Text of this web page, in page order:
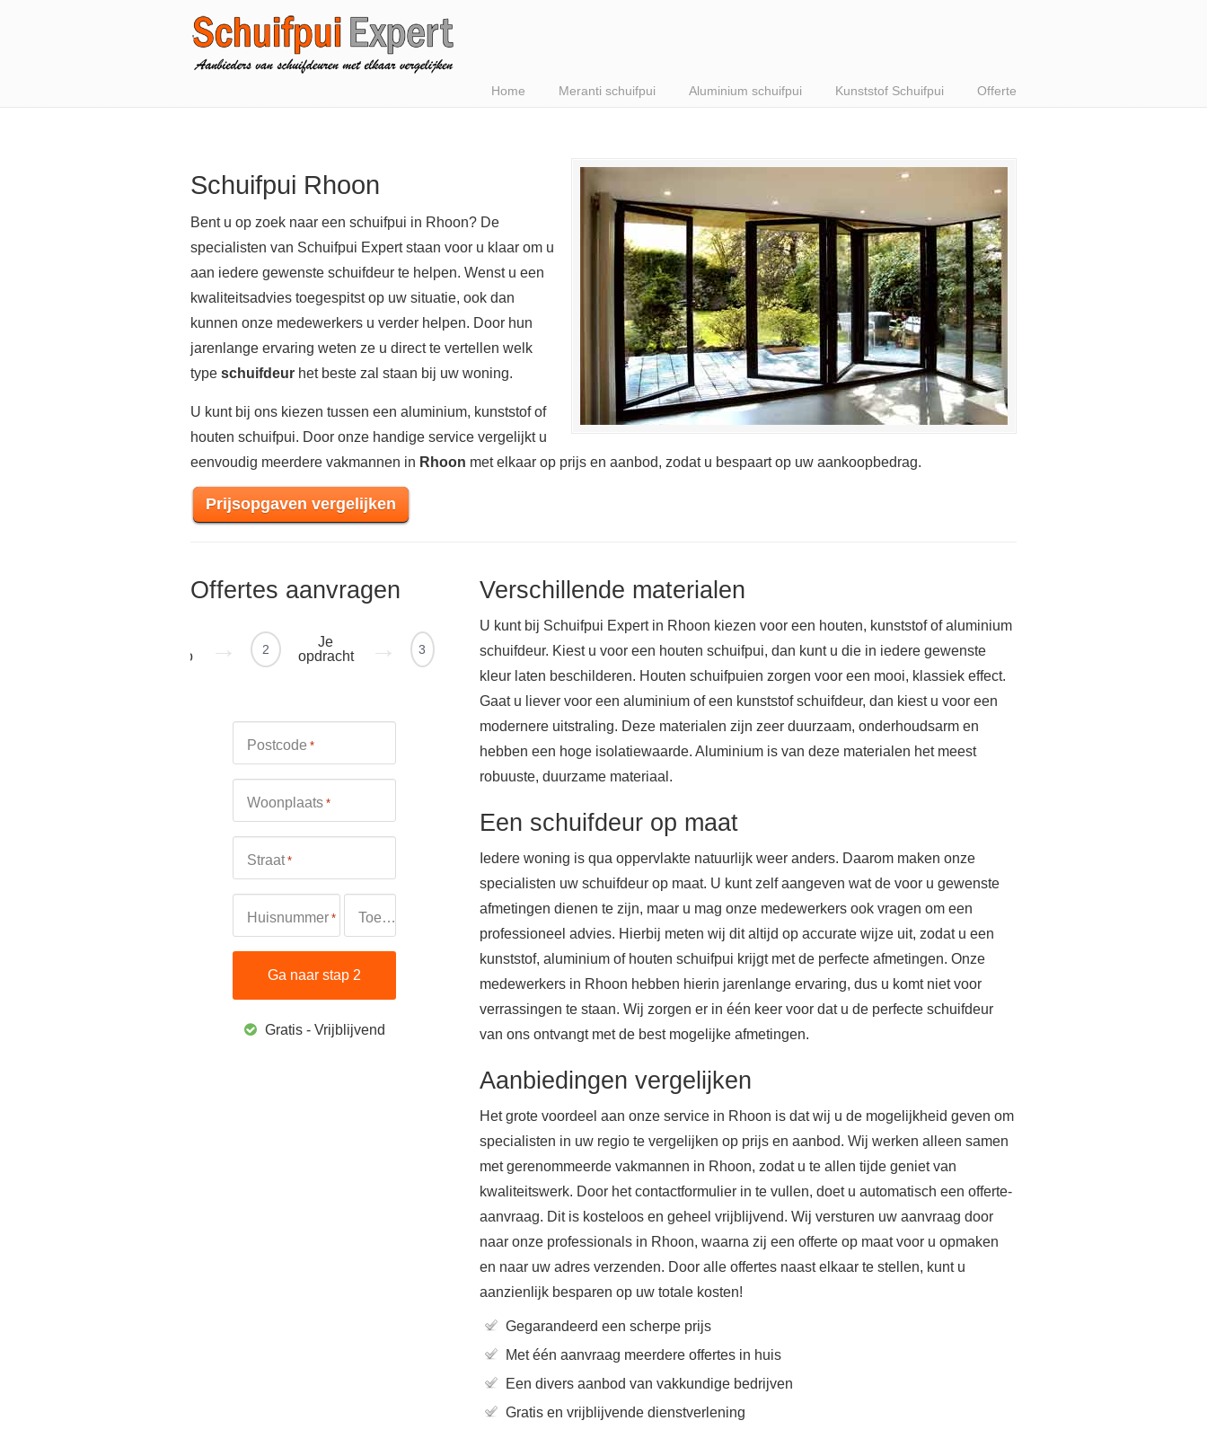
Home Meranti schuifpui Aluminium schuifpui Kunststof Schuifpui Offerte
Schuifpui Rhoon
Bent u op zoek naar een schuifpui in Rhoon? De
specialisten van Schuifpui Expert staan voor u klaar om u
aan iedere gewenste schuifdeur te helpen. Wenst u een
kwaliteitsadvies toegespitst op uw situatie, ook dan
kunnen onze medewerkers u verder helpen. Door hun
jarenlange ervaring weten ze u direct te vertellen welk
type schuifdeur het beste zal staan bij uw woning.
U kunt bij ons kiezen tussen een aluminium, kunststof of
houten schuifpui. Door onze handige service vergelijkt u
eenvoudig meerdere vakmannen in Rhoon met elkaar op prijs en aanbod, zodat u bespaart op uw aankoopbedrag.
Prijsopgaven vergelijken
Offertes aanvragen
regio
2
Je
opdracht
3
Ontvang
offertes
Postcode *
Woonplaats *
Straat *
Huisnummer * Toevoeging
Gratis - Vrijblijvend
Verschillende materialen
U kunt bij Schuifpui Expert in Rhoon kiezen voor een houten, kunststof of aluminium
schuifdeur. Kiest u voor een houten schuifpui, dan kunt u die in iedere gewenste
kleur laten beschilderen. Houten schuifpuien zorgen voor een mooi, klassiek effect.
Gaat u liever voor een aluminium of een kunststof schuifdeur, dan kiest u voor een
modernere uitstraling. Deze materialen zijn zeer duurzaam, onderhoudsarm en
hebben een hoge isolatiewaarde. Aluminium is van deze materialen het meest
robuuste, duurzame materiaal.
Een schuifdeur op maat
Iedere woning is qua oppervlakte natuurlijk weer anders. Daarom maken onze
specialisten uw schuifdeur op maat. U kunt zelf aangeven wat de voor u gewenste
afmetingen dienen te zijn, maar u mag onze medewerkers ook vragen om een
professioneel advies. Hierbij meten wij dit altijd op accurate wijze uit, zodat u een
kunststof, aluminium of houten schuifpui krijgt met de perfecte afmetingen. Onze
medewerkers in Rhoon hebben hierin jarenlange ervaring, dus u komt niet voor
verrassingen te staan. Wij zorgen er in één keer voor dat u de perfecte schuifdeur
van ons ontvangt met de best mogelijke afmetingen.
Aanbiedingen vergelijken
Het grote voordeel aan onze service in Rhoon is dat wij u de mogelijkheid geven om
specialisten in uw regio te vergelijken op prijs en aanbod. Wij werken alleen samen
met gerenommeerde vakmannen in Rhoon, zodat u te allen tijde geniet van
kwaliteitswerk. Door het contactformulier in te vullen, doet u automatisch een offerte-
aanvraag. Dit is kosteloos en geheel vrijblijvend. Wij versturen uw aanvraag door
naar onze professionals in Rhoon, waarna zij een offerte op maat voor u opmaken
en naar uw adres verzenden. Door alle offertes naast elkaar te stellen, kunt u
aanzienlijk besparen op uw totale kosten!
Gegarandeerd een scherpe prijs
Met één aanvraag meerdere offertes in huis
Een divers aanbod van vakkundige bedrijven
Gratis en vrijblijvende dienstverlening